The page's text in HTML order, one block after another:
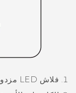
فلاش LED مزدوج